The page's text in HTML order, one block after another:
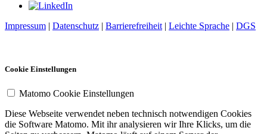
Impressum | Datenschutz | Barrierefreiheit | Leichte Sprache | DGS
Cookie Einstellungen
Matomo Cookie Einstellungen
Diese Webseite verwendet neben technisch notwendigen Cookies
die Software Matomo. Mit ihr analysieren wir Ihre Klicks, um die